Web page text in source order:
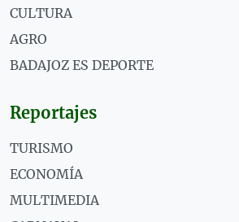
CULTURA
AGRO
BADAJOZ ES DEPORTE
Reportajes
TURISMO
ECONOMÍA
MULTIMEDIA